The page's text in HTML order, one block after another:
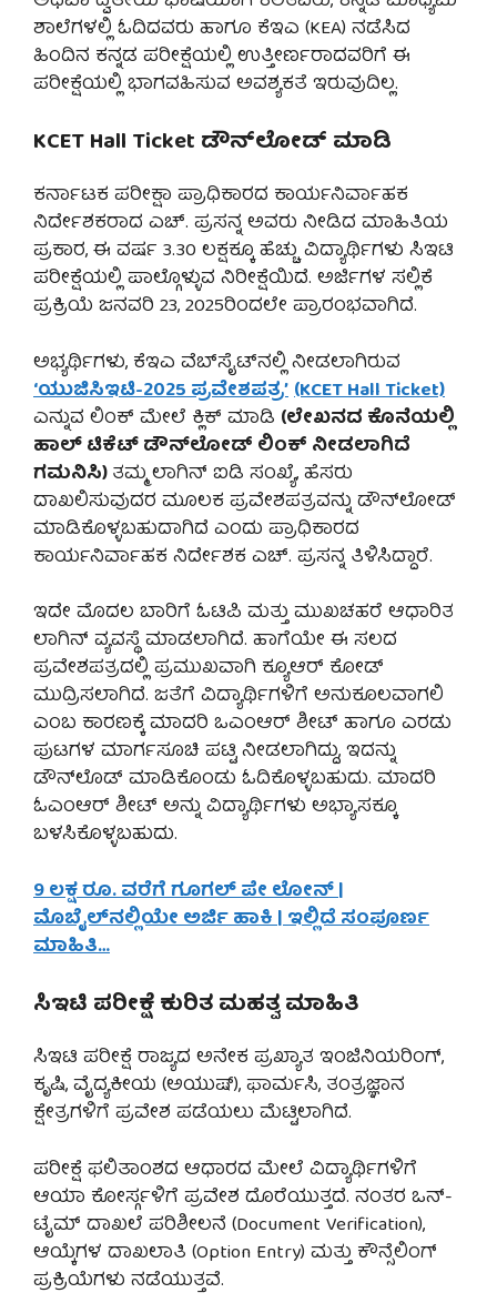
ಶಾಲೆಗಳಲ್ಲಿ ಓದಿದವರು ಹಾಗೂ ಕೆಇಎ (KEA) ನಡೆಸಿದ
ಹಿಂದಿನ ಕನ್ನಡ ಪರೀಕ್ಷೆಯಲ್ಲಿ ಉತ್ತೀರ್ಣರಾದವರಿಗೆ ಈ
ಪರೀಕ್ಷೆಯಲ್ಲಿ ಭಾಗವಹಿಸುವ ಅವಶ್ಯಕತೆ ಇರುವುದಿಲ್ಲ.
KCET Hall Ticket ಡೌನ್‌ಲೋಡ್ ಮಾಡಿ
ಕರ್ನಾಟಕ ಪರೀಕ್ಷಾ ಪ್ರಾಧಿಕಾರದ ಕಾರ್ಯನಿರ್ವಾಹಕ
ನಿರ್ದೇಶಕರಾದ ಎಚ್. ಪ್ರಸನ್ನ ಅವರು ನೀಡಿದ ಮಾಹಿತಿಯ
ಪ್ರಕಾರ, ಈ ವರ್ಷ 3.30 ಲಕ್ಷಕ್ಕೂ ಹೆಚ್ಚು ವಿದ್ಯಾರ್ಥಿಗಳು ಸಿಇಟಿ
ಪರೀಕ್ಷೆಯಲ್ಲಿ ಪಾಲ್ಗೊಳ್ಳುವ ನಿರೀಕ್ಷೆಯಿದೆ. ಅರ್ಜಿಗಳ ಸಲ್ಲಿಕೆ
ಪ್ರಕ್ರಿಯೆ ಜನವರಿ 23, 2025ರಿಂದಲೇ ಪ್ರಾರಂಭವಾಗಿದೆ.
ಅಭ್ಯರ್ಥಿಗಳು, ಕೆಇಎ ವೆಬ್‌ಸೈಟ್‌ನಲ್ಲಿ ನೀಡಲಾಗಿರುವ
‘ಯುಜಿಸಿಇಟಿ-2025 ಪ್ರವೇಶಪತ್ರ’(KCET Hall Ticket)
ಎನ್ನುವ ಲಿಂಕ್ ಮೇಲೆ ಕ್ಲಿಕ್ ಮಾಡಿ (ಲೇಖನದ ಕೊನೆಯಲ್ಲಿ
ಹಾಲ್ ಟಿಕೆಟ್ ಡೌನ್‌ಲೋಡ್ ಲಿಂಕ್ ನೀಡಲಾಗಿದೆ
ಗಮನಿಸಿ)ತಮ್ಮ ಲಾಗಿನ್ ಐಡಿ ಸಂಖ್ಯೆ, ಹೆಸರು
ದಾಖಲಿಸುವುದರ ಮೂಲಕ ಪ್ರವೇಶಪತ್ರವನ್ನು ಡೌನ್‌ಲೋಡ್
ಮಾಡಿಕೊಳ್ಳಬಹುದಾಗಿದೆ ಎಂದು ಪ್ರಾಧಿಕಾರದ
ಕಾರ್ಯನಿರ್ವಾಹಕ ನಿರ್ದೇಶಕ ಎಚ್. ಪ್ರಸನ್ನ ತಿಳಿಸಿದ್ದಾರೆ.
ಇದೇ ಮೊದಲ ಬಾರಿಗೆ ಓಟಿಪಿ ಮತ್ತು ಮುಖಚಹರೆ ಆಧಾರಿತ
ಲಾಗಿನ್ ವ್ಯವಸ್ಥೆ ಮಾಡಲಾಗಿದೆ. ಹಾಗೆಯೇ ಈ ಸಲದ
ಪ್ರವೇಶಪತ್ರದಲ್ಲಿ ಪ್ರಮುಖವಾಗಿ ಕ್ಯೂಆರ್ ಕೋಡ್
ಮುದ್ರಿಸಲಾಗಿದೆ. ಜತೆಗೆ ವಿದ್ಯಾರ್ಥಿಗಳಿಗೆ ಅನುಕೂಲವಾಗಲಿ
ಎಂಬ ಕಾರಣಕ್ಕೆ ಮಾದರಿ ಒಎಂಆರ್ ಶೀಟ್ ಹಾಗೂ ಎರಡು
ಪುಟಗಳ ಮಾರ್ಗಸೂಚಿ ಪಟ್ಟಿ ನೀಡಲಾಗಿದ್ದು, ಇದನ್ನು
ಡೌನ್‌ಲೊಡ್ ಮಾಡಿಕೊಂಡು ಓದಿಕೊಳ್ಳಬಹುದು. ಮಾದರಿ
ಓಎಂಆರ್ ಶೀಟ್ ಅನ್ನು ವಿದ್ಯಾರ್ಥಿಗಳು ಅಭ್ಯಾಸಕ್ಕೂ
ಬಳಸಿಕೊಳ್ಳಬಹುದು.
9 ಲಕ್ಷ ರೂ. ವರೆಗೆ ಗೂಗಲ್ ಪೇ ಲೋನ್ |
ಮೊಬೈಲ್‌ನಲ್ಲಿಯೇ ಅರ್ಜಿ ಹಾಕಿ | ಇಲ್ಲಿದೆ ಸಂಪೂರ್ಣ
ಮಾಹಿತಿ…
ಸಿಇಟಿ ಪರೀಕ್ಷೆ ಕುರಿತ ಮಹತ್ವ ಮಾಹಿತಿ
ಸಿಇಟಿ ಪರೀಕ್ಷೆ ರಾಜ್ಯದ ಅನೇಕ ಪ್ರಖ್ಯಾತ ಇಂಜಿನಿಯರಿ೦ಗ್,
ಕೃಷಿ, ವೈದ್ಯಕೀಯ (ಅಯುಷ್), ಫಾರ್ಮಸಿ, ತಂತ್ರಜ್ಞಾನ
ಕ್ಷೇತ್ರಗಳಿಗೆ ಪ್ರವೇಶ ಪಡೆಯಲು ಮೆಟ್ಟಿಲಾಗಿದೆ.
ಪರೀಕ್ಷೆ ಫಲಿತಾಂಶದ ಆಧಾರದ ಮೇಲೆ ವಿದ್ಯಾರ್ಥಿಗಳಿಗೆ
ಆಯಾ ಕೋರ್ಸ್ಗಳಿಗೆ ಪ್ರವೇಶ ದೊರೆಯುತ್ತದೆ. ನಂತರ ಒನ್-
ಟೈಮ್ ದಾಖಲೆ ಪರಿಶೀಲನೆ (Document Verification),
ಆಯ್ಕೆಗಳ ದಾಖಲಾತಿ (Option Entry) ಮತ್ತು ಕೌನ್ಸೆಲಿಂಗ್
ಪ್ರಕ್ರಿಯೆಗಳು ನಡೆಯುತ್ತವೆ.